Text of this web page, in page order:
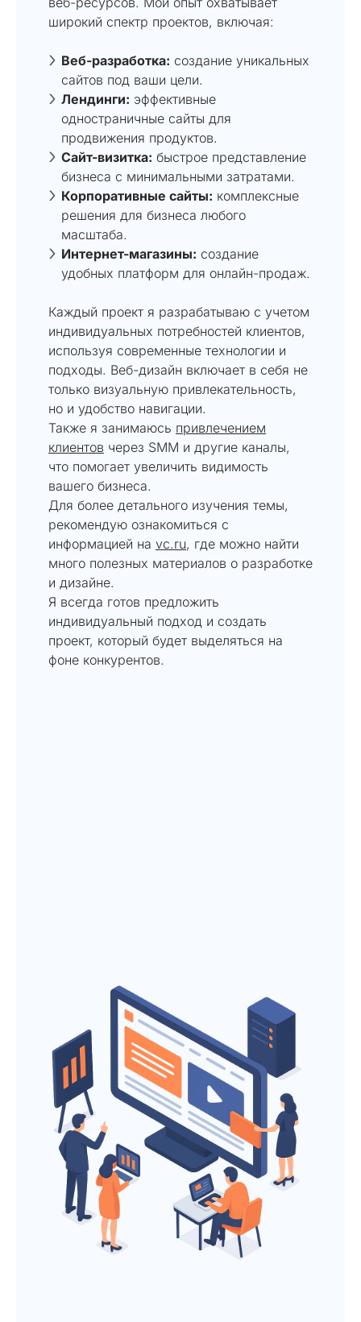
широкий спектр проектов, включая:
Веб-разработка: создание уникальных
сайтов под ваши цели.
Лендинги: эффективные
одностраничные сайты для
продвижения продуктов.
Сайт-визитка: быстрое представление
бизнеса с минимальными затратами.
Корпоративные сайты: комплексные
решения для бизнеса любого
масштаба.
Интернет-магазины: создание
удобных платформ для онлайн-продаж.
Каждый проект я разрабатываю с учетом
индивидуальных потребностей клиентов,
используя современные технологии и
подходы. Веб-дизайн включает в себя не
только визуальную привлекательность,
но и удобство навигации.
Также я занимаюсь привлечением
клиентов через SMM и другие каналы,
что помогает увеличить видимость
вашего бизнеса.
Для более детального изучения темы,
рекомендую ознакомиться с
информацией на vc.ru, где можно найти
много полезных материалов о разработке
и дизайне.
Я всегда готов предложить
индивидуальный подход и создать
проект, который будет выделяться на
фоне конкурентов.